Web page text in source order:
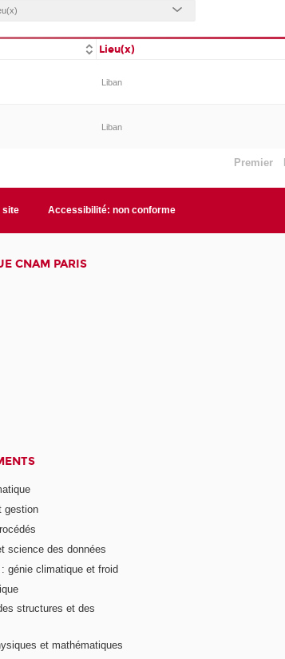
Lieu(x)
Liban
Liban
Premier
site Accessibilité: non conforme
CNAM PARIS
gestion
science des données
génie climatique et froid
structures et des
et mathématiques